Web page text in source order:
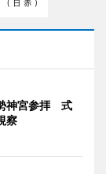
神宮参拝 式
察